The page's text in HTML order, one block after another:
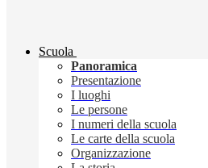
Scuola
Panoramica
Presentazione
I luoghi
Le persone
I numeri della scuola
Le carte della scuola
Organizzazione